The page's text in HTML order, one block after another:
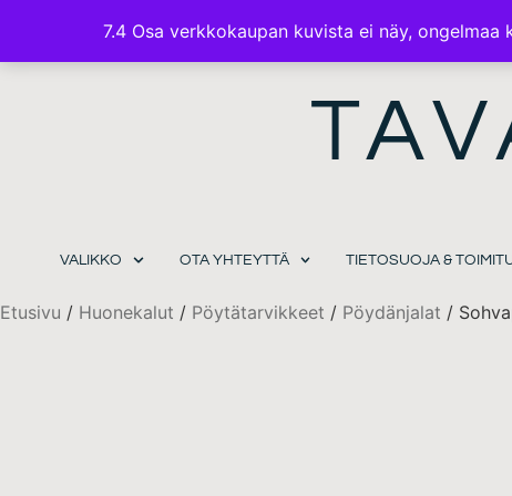
7.4 Osa verkkokaupan kuvista ei näy,
VALIKKO OTA YHTEYTTÄ TIETOSUOJA &
Etusivu / Huonekalut / Pöytätarvikkeet / Pöydänjalat /